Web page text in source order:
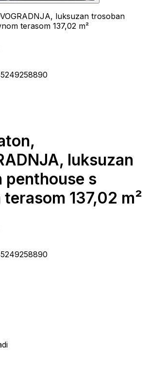
luksuzan trosoban
terasom 137,02 m²
luksuzan
penthouse s
137,02 m²